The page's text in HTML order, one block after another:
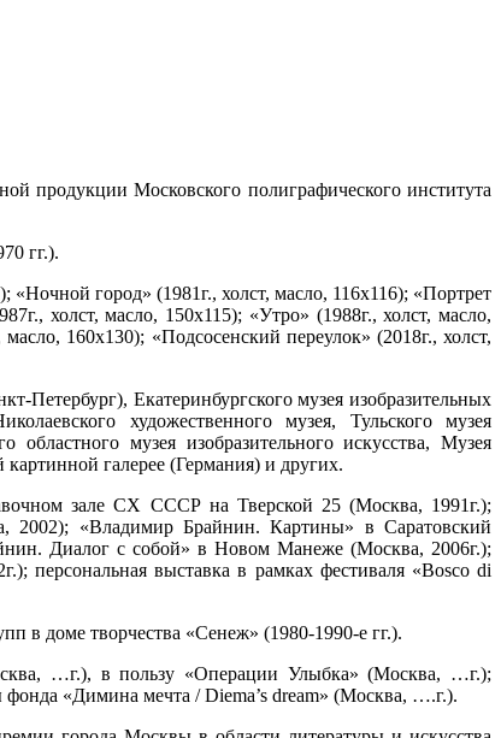
продукции Московского полиграфического института
гг.).
«Ночной город» (1981г., холст, масло, 116х116); «Портрет
холст, масло, 150х115); «Утро» (1988г., холст, масло,
160х130); «Подсосенский переулок» (2018г., холст,
Петербург), Екатеринбургского музея изобразительных
художественного музея, Тульского музея
областного музея изобразительного искусства, Музея
галерее (Германия) и других.
зале СХ СССР на Тверской 25 (Москва, 1991г.);
2002); «Владимир Брайнин. Картины» в Саратовский
Диалог с собой» в Новом Манеже (Москва, 2006г.);
выставка в рамках фестиваля «Bosco di
в доме творчества «Сенеж» (1980-1990-е гг.).
…г.), в пользу «Операции Улыбка» (Москва, …г.);
«Димина мечта / Diema’s dream» (Москва, ….г.).